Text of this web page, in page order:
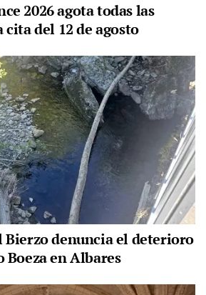
2026 agota todas las
del 12 de agosto
Bierzo denuncia el deterioro
Boeza en Albares